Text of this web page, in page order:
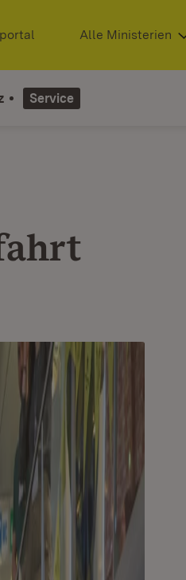
(Öffnet in neuem Fenster)
Alle Ministerien
Service